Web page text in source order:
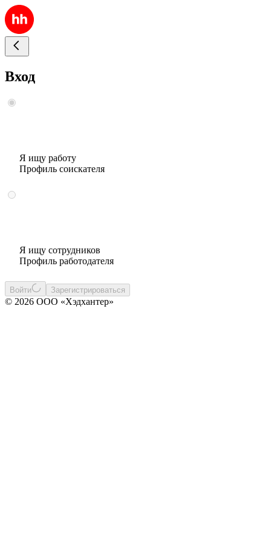
Вход
Я ищу работу
Профиль соискателя
Я ищу сотрудников
Профиль работодателя
Войти Зарегистрироваться
© 2026 ООО «Хэдхантер»